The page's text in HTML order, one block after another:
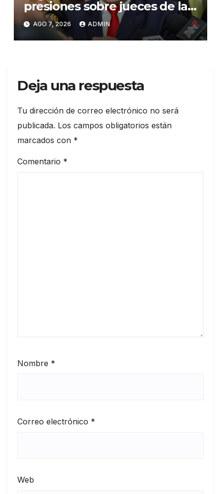
presiones sobre jueces de la
Suprema Corte de Justicia
AGO 7, 2026 ADMIN
Deja una respuesta
Tu dirección de correo electrónico no será
publicada. Los campos obligatorios están
marcados con *
Comentario *
Nombre *
Correo electrónico *
Web